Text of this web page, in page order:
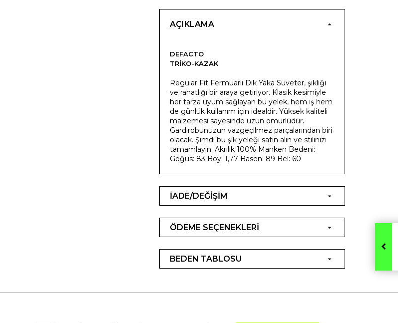
AÇIKLAMA
DEFACTO
TRIKO-KAZAK
Regular Fit Fermuarlı Dik Yaka Süveter, şıklığı
ve rahatlığı bir araya getiriyor. Klasik kesimiyle
her tarza uyum sağlayan bu yelek, hem iş hem
de günlük kullanım için idealdir. Yüksek kaliteli
malzemesi sayesinde uzun ömürlüdür.
Gardırobunuzun vazgeçilmez parçalarından biri
olacak. Şimdi bu şık yeleği satın alın ve stilinizi
tamamlayın. Akrilik 100% Manken Bedeni:
Göğüs: 83 Boy: 1,77 Basen: 89 Bel: 60
İADE/DEĞİŞİM
ÖDEME SEÇENEKLERİ
BEDEN TABLOSU